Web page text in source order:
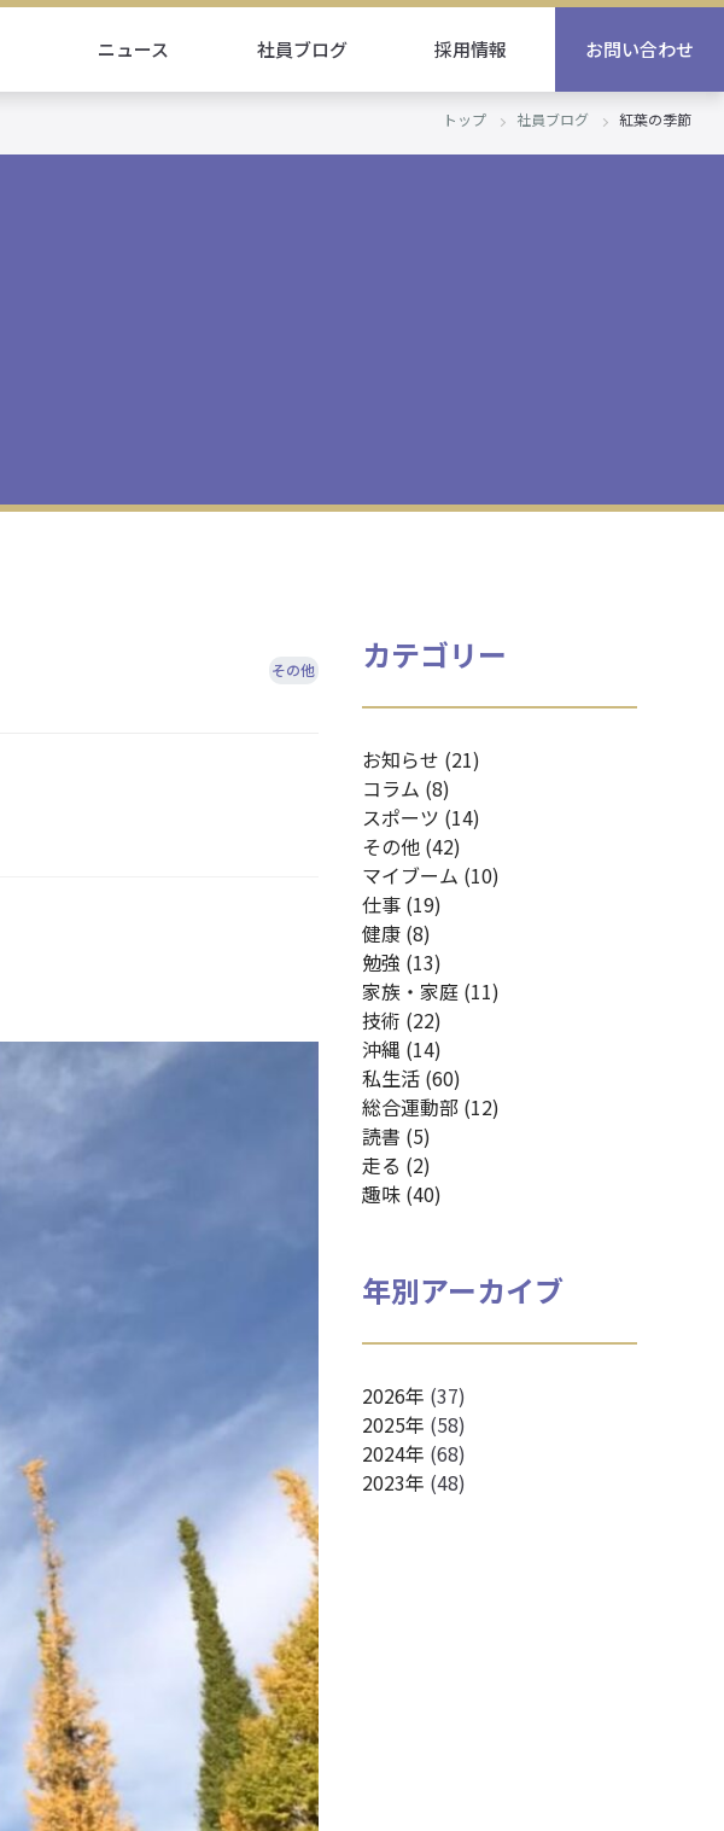
ニュース 社員ブログ 採用情報 お問い合わせ
トップ 社員ブログ 紅葉の季節
その他 カテゴリー
お知らせ (21)
コラム (8)
スポーツ (14)
その他 (42)
マイブーム (10)
仕事 (19)
健康 (8)
勉強 (13)
家族・家庭 (11)
技術 (22)
沖縄 (14)
私生活 (60)
総合運動部 (12)
読書 (5)
走る (2)
趣味 (40)
年別アーカイブ
2026年 (37)
2025年 (58)
2024年 (68)
2023年 (48)